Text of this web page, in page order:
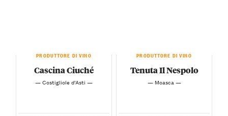
PRODUTTORE DI VINO
Cascina Ciuché
— Costigliole d’Asti —
PRODUTTORE DI VINO
Tenuta Il Nespolo
— Moasca —